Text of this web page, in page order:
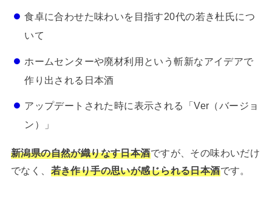
食卓に合わせた味わいを目指す20代の若き杜氏につ
いて
ホームセンターや廃材利用という斬新なアイデアで
作り出される日本酒
アップデートされた時に表示される「Ver（バージョ
ン）」
新潟県の自然が織りなす日本酒ですが、その味わいだけ
でなく、 若き作り手の思いが感じられる日本酒です。